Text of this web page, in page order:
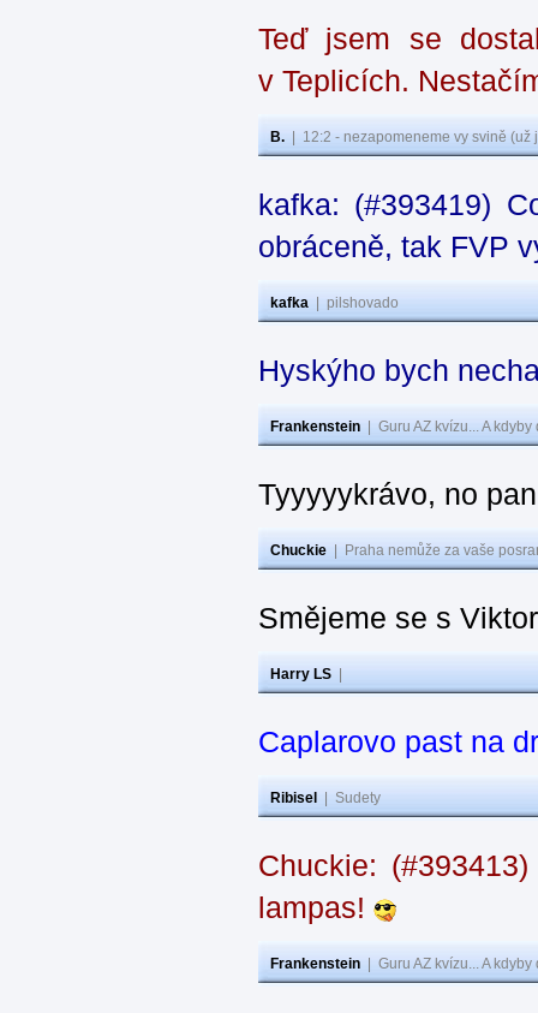
Teď jsem se
v Teplicích.
B. 12:2 - nezapomeneme vy svině
kafka: (#393419)
obráceně, tak FVP
kafka pilshovado
Hyskýho bych
Frankenstein Guru AZ kvízu... A
Tyyyyykrávo, no
Chuckie Praha nemůže za vaše
Smějeme se s
Harry LS
Caplarovo past na
Ribisel Sudety
Chuckie:
lampas!
Frankenstein Guru AZ kvízu... A